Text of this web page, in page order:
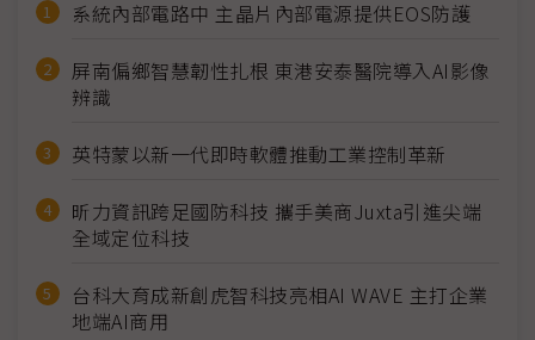
系統內部電路中 主晶片內部電源提供EOS防護
屏南偏鄉智慧韌性扎根 東港安泰醫院導入AI影像
辨識
英特蒙以新一代即時軟體推動工業控制革新
昕力資訊跨足國防科技 攜手美商Juxta引進尖端
全域定位科技
台科大育成新創虎智科技亮相AI WAVE 主打企業
地端AI商用